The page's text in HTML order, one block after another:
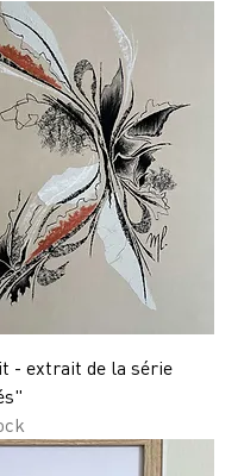
- extrait de la série